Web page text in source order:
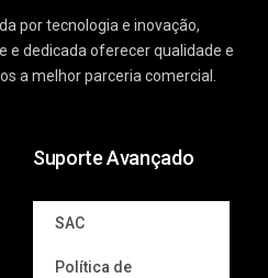
por tecnologia e inovação,
e dedicada oferecer qualidade e
a melhor parceria comercial.
Suporte Avançado
SAC
Política de